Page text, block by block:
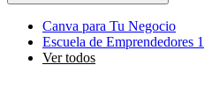
Canva para Tu Negocio
Escuela de Emprendedores 1
Ver todos